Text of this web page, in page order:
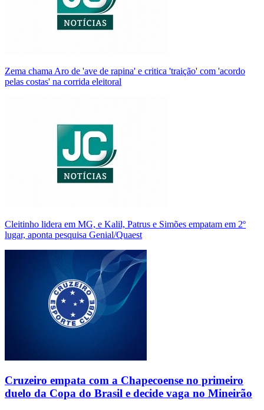
Zema chama Aro de 'ave de rapina' e critica 'traição' com 'acordo
pelas costas' na corrida eleitoral
Cleitinho lidera em MG, e Kalil, Patrus e Simões empatam em 2º
lugar, aponta pesquisa Genial/Quaest
Cruzeiro empata com a Chapecoense no primeiro
duelo da Copa do Brasil e decide vaga no Mineirão